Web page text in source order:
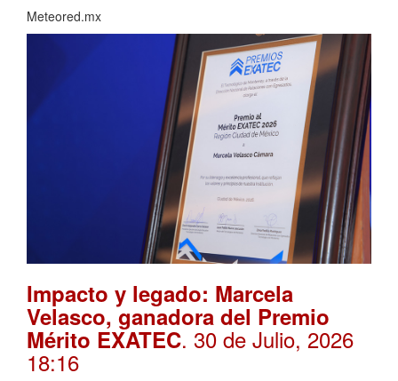
Meteored.mx
Impacto y legado: Marcela
Velasco, ganadora del Premio
Mérito EXATEC. 30 de Julio, 2026
18:16